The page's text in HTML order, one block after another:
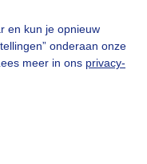
en kun je opnieuw
onderaan onze
meer in ons privacy-